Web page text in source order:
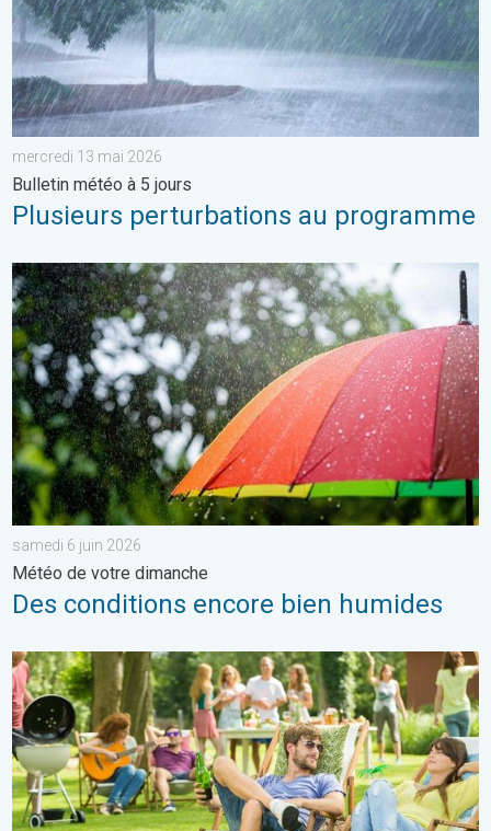
mercredi 13 mai 2026
Bulletin météo à 5 jours
Plusieurs perturbations au programme
Des conditions encore bien humides. Météo de votre
samedi 6 juin 2026
Météo de votre dimanche
Des conditions encore bien humides
Du froid glacial à une chaleur estivale. Tendance météo à 14